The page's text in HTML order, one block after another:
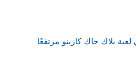
بلاك جاك كازينو مرتفعًا